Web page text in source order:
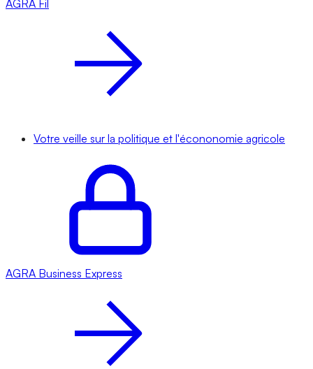
AGRA Fil
Votre veille sur la politique et l'écononomie agricole
AGRA Business Express